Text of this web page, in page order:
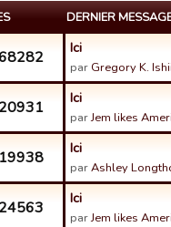
DERNIER
Ici
par Gregory K. Ishii
20931 Ici
parJem likes
19938 Ici
parAshley
24563 Ici
parJem likes